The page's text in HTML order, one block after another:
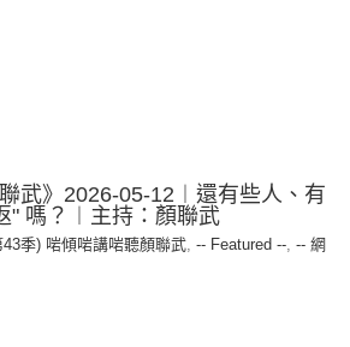
武》2026-05-12︱還有些人、有
" 嗎？︱主持：顏聯武
43季) 啱傾啱講啱聽顏聯武, -- Featured --, -- 網